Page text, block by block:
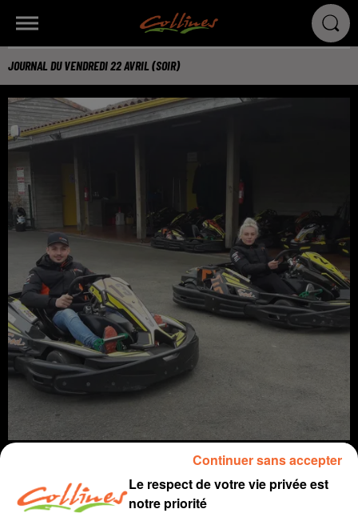
JOURNAL DU VENDREDI 22 AVRIL (SOIR)
Le respect de votre vie privée est
notre priorité
Continuer sans accepter